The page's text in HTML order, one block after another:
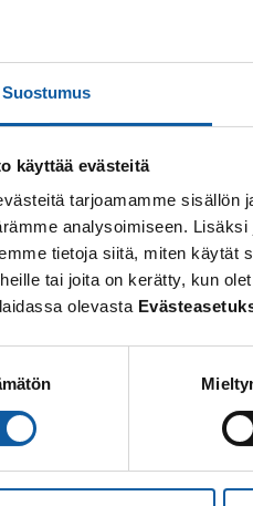
Suostumus
käyttää evästeitä
tarjoamamme sisällön
analysoimiseen.
tietoja siitä, miten käytät
tai joita on kerätty, kun
olevasta
Paimiossa
Sivut
Tiet ja
Paimio